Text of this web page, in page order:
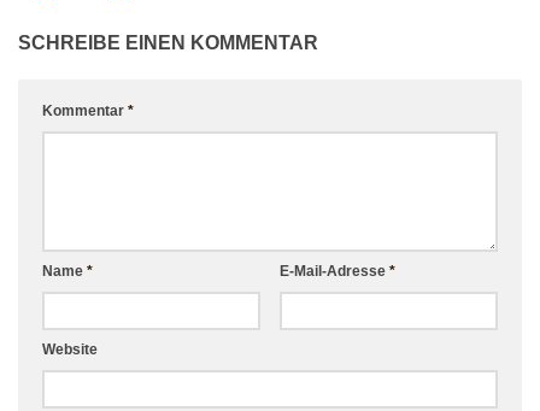
SCHREIBE EINEN KOMMENTAR
Kommentar *
Name * E-Mail-Adresse *
Website